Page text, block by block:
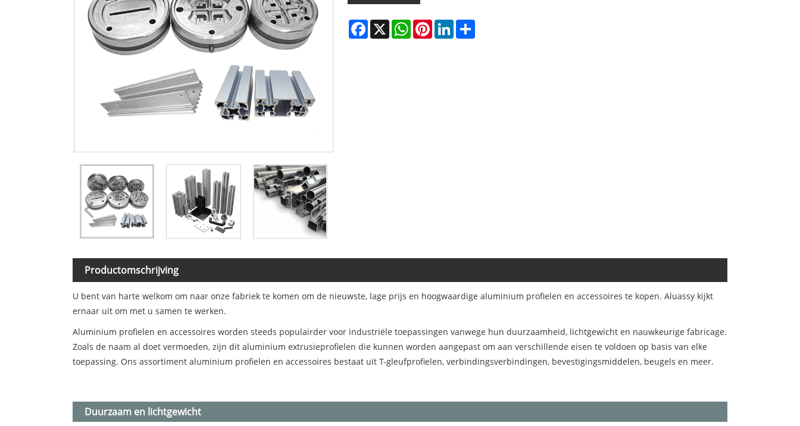
Facebook
X WhatsAppPinterestLinkedIn
Productomschrijving
U bent van harte welkom om naar onze fabriek te komen om de nieuwste, lage prijs en hoogwaardige aluminium profielen en accessoires te kopen. Aluassy kijkt
ernaar uit om met u samen te werken.
Aluminium profielen en accessoires worden steeds populairder voor industriële toepassingen vanwege hun duurzaamheid, lichtgewicht en nauwkeurige fabricage.
Zoals de naam al doet vermoeden, zijn dit aluminium extrusieprofielen die kunnen worden aangepast om aan verschillende eisen te voldoen op basis van elke
toepassing. Ons assortiment aluminium profielen en accessoires bestaat uit T-gleufprofielen, verbindingsverbindingen, bevestigingsmiddelen, beugels en meer.
Duurzaam en lichtgewicht